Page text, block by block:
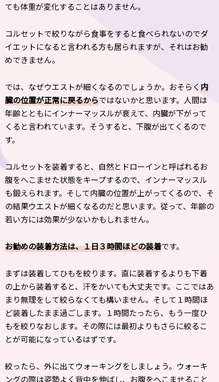
ても体重が変化することはありません。
コルセットで絞りながら食事をすると食べられないのでダ
イエットになると言われる方も居られますが、それはお勧
めできません。
では、なぜウエストが細くなるのでしょうか。おそらく内
臓の位置が正常に戻るからではないかと思います。人間は
年齢とともにインナーマッスルが衰えて、内臓が下がって
くると言われています。そうすると、下腹が出てくるので
す。
コルセットを装着すると、自然とドローインと呼ばれるお
腹をへこませた状態をキープするので、インナーマッスル
も鍛えられます。そして内臓の位置が上がってくるので、そ
の結果ウエストが細くなるのだと思います。従って、年齢の
若い方には効果が少ないかもしれません。
お勧めの装着方法は、１日３時間ほどの装着です。
まずは装着してひもを絞ります。直に装着するよりも下着
の上から装着すると、汗をかいても大丈夫です。ここではあ
まり無理をして絞らなくても構いません。そして１時間ほ
ど装着したまま過ごします。１時間たったら、もう一度ひ
もを絞りなおします。その際には最初よりもさらに絞るこ
とが可能になっているはずです。
絞ったら、外に出てウォーキングをしましょう。ウォーキ
ングの際は姿勢よく背中を伸ばし、お腹をへこませること